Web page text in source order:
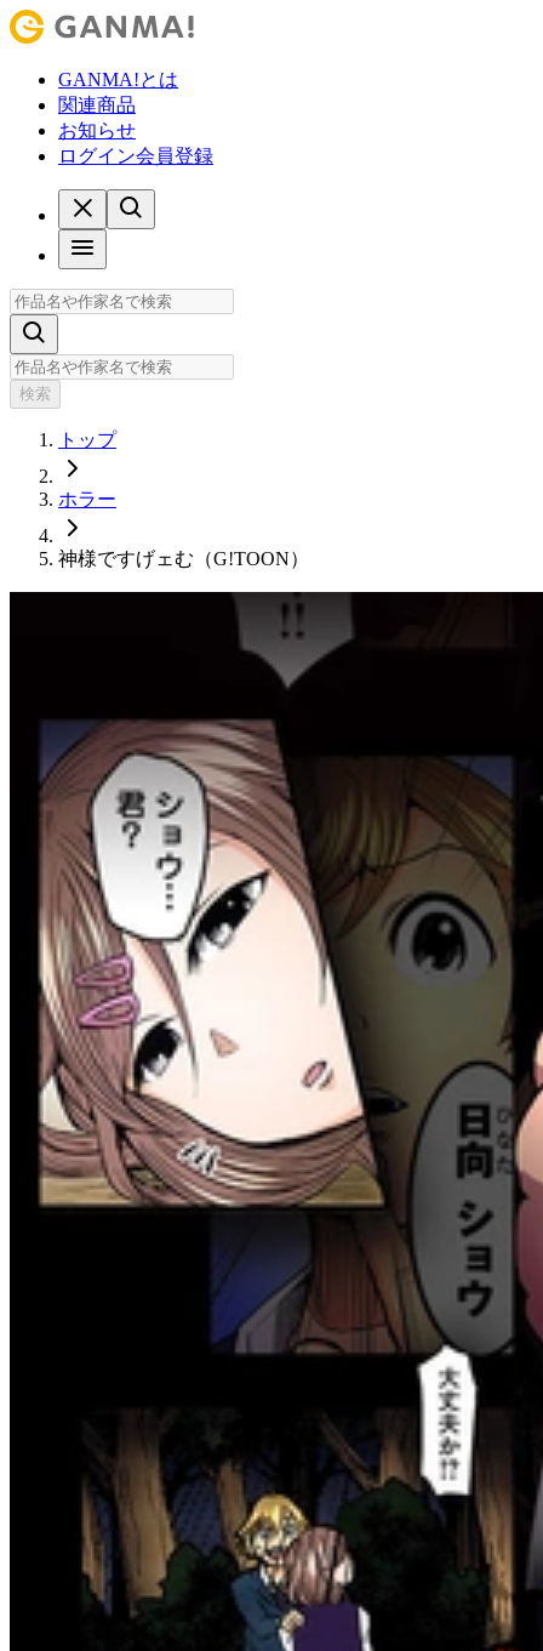
GANMA!とは
関連商品
お知らせ
ログイン会員登録
検索
トップ
ホラー
神様ですげェむ（G!TOON）